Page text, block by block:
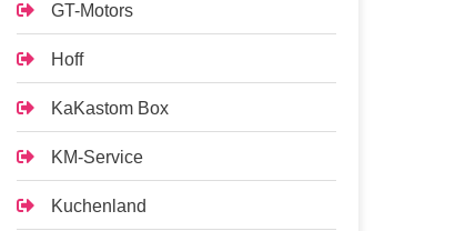
GT-Motors
Hoff
KaKastom Box
KM-Service
Kuchenland